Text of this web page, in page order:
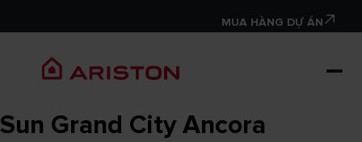
MUA HÀNG DỰ ÁN
Sun Grand City Ancora